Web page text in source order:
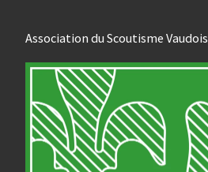
Association du Scoutisme Vaudois